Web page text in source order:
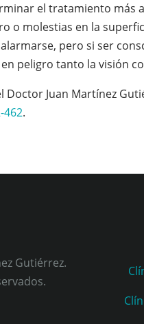
el tratamiento más
o molestias en la
pero si ser
peligro tanto la visión
Juan Martínez
462.
Gutiérrez.